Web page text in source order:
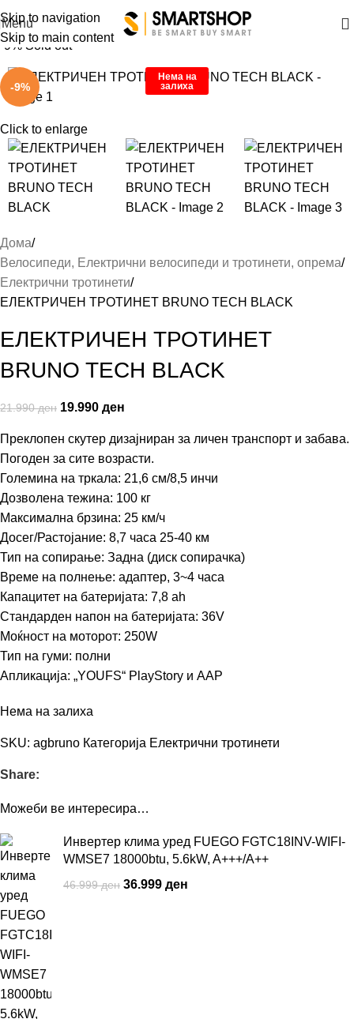
Skip to navigation
Skip to main content
Menu
-9% Sold out
Нема на
залиха
-9%
Click to enlarge
Дома
Велосипеди, Електрични велосипеди и тротинети, опрема
Електрични тротинети
ЕЛЕКТРИЧЕН ТРОТИНЕТ BRUNO TECH BLACK
ЕЛЕКТРИЧЕН ТРОТИНЕТ
BRUNO TECH BLACK
21.990ден 19.990 ден
Преклопен скутер дизајниран за личен транспорт и забава.
Погоден за сите возрасти.
Големина на тркала: 21,6 см/8,5 инчи
Дозволена тежина: 100 кг
Максимална брзина: 25 км/ч
Досег/Растојание: 8,7 часа 25-40 км
Тип на сопирање: Задна (диск сопирачка)
Време на полнење: адаптер, 3~4 часа
Капацитет на батеријата: 7,8 ah
Стандарден напон на батеријата: 36V
Моќност на моторот: 250W
Тип на гуми: полни
Апликација: „YOUFS“ PlayStory и AAP
Нема на залиха
SKU: agbruno Категорија Електрични тротинети
Share:
Можеби ве интересира…
Инвертер клима уред FUEGO FGTC18INV-WIFI-
WMSE7 18000btu, 5.6kW, A+++/A++
46.999ден 36.999 ден